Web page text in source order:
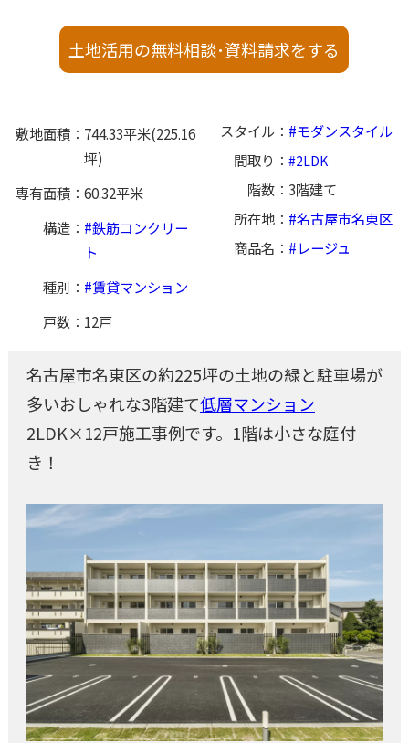
土地活用の無料相談･資料請求をする
敷地面積
744.33平米(225.16
坪)
専有面積
60.32平米
構造
鉄筋コンクリー
ト
種別
賃貸マンション
戸数
12戸
スタイル
モダンスタイル
間取り
2LDK
階数
3階建て
所在地
名古屋市名東区
商品名
レージュ
名古屋市名東区の約225坪の土地の緑と駐車場が
多いおしゃれな3階建て低層マンション
2LDK×12戸施工事例です。1階は小さな庭付
き！